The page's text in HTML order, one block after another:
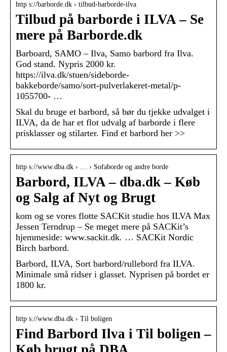
http s://barborde.dk › tilbud-barborde-ilva
Tilbud på barborde i ILVA – Se
mere på Barborde.dk
Barboard, SAMO – Ilva, Samo barbord fra Ilva.
God stand. Nypris 2000 kr.
https://ilva.dk/stuen/sideborde-
bakkeborde/samo/sort-pulverlakeret-metal/p-
1055700- …
Skal du bruge et barbord, så bør du tjekke udvalget i
ILVA, da de har et flot udvalg af barborde i flere
prisklasser og stilarter. Find et barbord her >>
http s://www.dba.dk › … › Sofaborde og andre borde
Barbord, ILVA – dba.dk – Køb
og Salg af Nyt og Brugt
kom og se vores flotte SACKit studie hos ILVA Max
Jessen Terndrup – Se meget mere på SACKit’s
hjemmeside: www.sackit.dk. … SACKit Nordic
Birch barbord.
Barbord, ILVA, Sort barbord/rullebord fra ILVA.
Minimale små ridser i glasset. Nyprisen på bordet er
1800 kr.
http s://www.dba.dk › Til boligen
Find Barbord Ilva i Til boligen –